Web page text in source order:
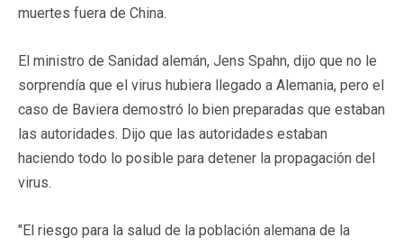
muertes fuera de China.
El ministro de Sanidad alemán, Jens Spahn, dijo que no le
sorprendía que el virus hubiera llegado a Alemania, pero el
caso de Baviera demostró lo bien preparadas que estaban
las autoridades. Dijo que las autoridades estaban
haciendo todo lo posible para detener la propagación del
virus.
"El riesgo para la salud de la población alemana de la